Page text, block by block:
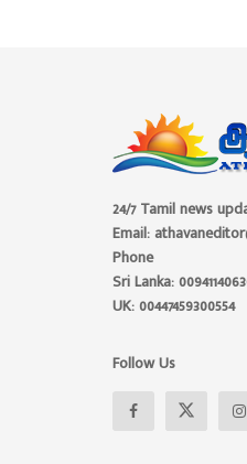
24/7 Tamil news
Email:
Phone
Sri Lanka:
UK: 00447459300554
Follow Us